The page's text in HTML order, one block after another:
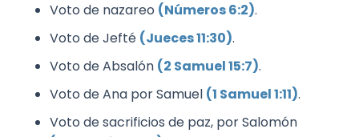
Voto de nazareo (Números 6:2).
Voto de Jefté (Jueces 11:30).
Voto de Absalón (2 Samuel 15:7).
Voto de Ana por Samuel (1 Samuel 1:11).
Voto de sacrificios de paz, por Salomón